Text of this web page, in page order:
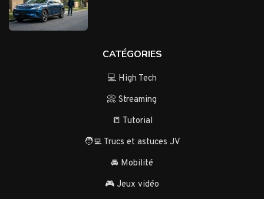
CATÉGORIES
💻 High Tech
📀 Streaming
📒 Tutorial
🧑‍💻 Trucs et astuces JV
🚘 Mobilité
🎮 Jeux vidéo